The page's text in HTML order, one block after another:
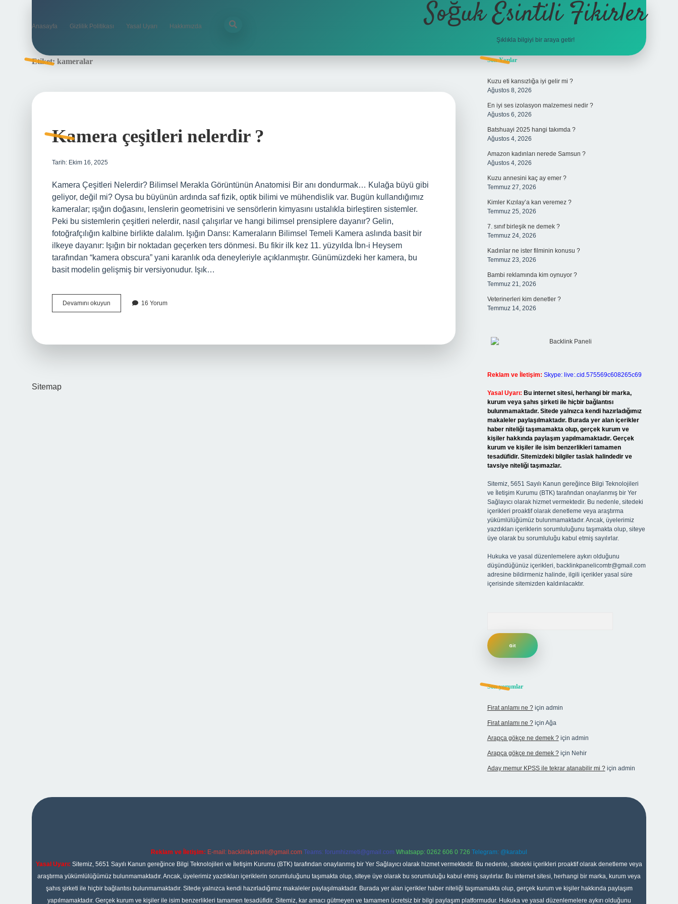
Anasayfa Gizlilik Politikası Yasal Uyarı Hakkımızda Soğuk Esintili Fikirler
Şıklıkla bilgiyi bir araya getir!
Etiket: kameralar
Kamera çeşitleri nelerdir ?
Tarih: Ekim 16, 2025
Kamera Çeşitleri Nelerdir? Bilimsel Merakla Görüntünün Anatomisi Bir anı dondurmak… Kulağa büyü gibi
geliyor, değil mi? Oysa bu büyünün ardında saf fizik, optik bilimi ve mühendislik var. Bugün kullandığımız
kameralar; ışığın doğasını, lenslerin geometrisini ve sensörlerin kimyasını ustalıkla birleştiren sistemler.
Peki bu sistemlerin çeşitleri nelerdir, nasıl çalışırlar ve hangi bilimsel prensiplere dayanır? Gelin,
fotoğrafçılığın kalbine birlikte dalalım. Işığın Dansı: Kameraların Bilimsel Temeli Kamera aslında basit bir
ilkeye dayanır: Işığın bir noktadan geçerken ters dönmesi. Bu fikir ilk kez 11. yüzyılda İbn-i Heysem
tarafından “kamera obscura” yani karanlık oda deneyleriyle açıklanmıştır. Günümüzdeki her kamera, bu
basit modelin gelişmiş bir versiyonudur. Işık…
Devamını okuyun
çeşitleri
16 Yorum
Sitemap
Sidebar
Son Yazılar
Kuzu eti kansızlığa iyi gelir mi ?
Ağustos 8, 2026
En iyi ses izolasyon malzemesi nedir ?
Ağustos 6, 2026
Batshuayi 2025 hangi takımda ?
Ağustos 4, 2026
Amazon kadınları nerede Samsun ?
Ağustos 4, 2026
Kuzu annesini kaç ay emer ?
Temmuz 27, 2026
Kimler Kızılay’a kan veremez ?
Temmuz 25, 2026
7. sınıf birleşik ne demek ?
Temmuz 24, 2026
Kadınlar ne ister filminin konusu ?
Temmuz 23, 2026
Bambi reklamında kim oynuyor ?
Temmuz 21, 2026
Veterinerleri kim denetler ?
Temmuz 14, 2026
Reklam ve İletişim: Skype: live:.cid.575569c608265c69
Yasal Uyarı: Bu internet sitesi, herhangi bir marka,
kurum veya şahıs şirketi ile hiçbir bağlantısı
bulunmamaktadır. Sitede yalnızca kendi hazırladığımız
makaleler paylaşılmaktadır. Burada yer alan içerikler
haber niteliği taşımamakta olup, gerçek kurum ve
kişiler hakkında paylaşım yapılmamaktadır. Gerçek
kurum ve kişiler ile isim benzerlikleri tamamen
tesadüfidir. Sitemizdeki bilgiler taslak halindedir ve
tavsiye niteliği taşımazlar.
Sitemiz, 5651 Sayılı Kanun gereğince Bilgi Teknolojileri
ve İletişim Kurumu (BTK) tarafından onaylanmış bir Yer
Sağlayıcı olarak hizmet vermektedir. Bu nedenle, sitedeki
içerikleri proaktif olarak denetleme veya araştırma
yükümlülüğümüz bulunmamaktadır. Ancak, üyelerimiz
yazdıkları içeriklerin sorumluluğunu taşımakta olup, siteye
üye olarak bu sorumluluğu kabul etmiş sayılırlar.
Hukuka ve yasal düzenlemelere aykırı olduğunu
düşündüğünüz içerikleri, backlinkpanelicomtr@gmail.com
adresine bildirmeniz halinde, ilgili içerikler yasal süre
içerisinde sitemizden kaldırılacaktır.
Son yorumlar
Firat anlamı ne ?için admin
Firat anlamı ne ?için Ağa
Arapça gökçe ne demek ?için admin
Arapça gökçe ne demek ?için Nehir
Aday memur KPSS ile tekrar atanabilir mi ?için admin
Reklam ve İletişim: E-mail: backlinkpaneli@gmail.com Teams: forumhizmeti@gmail.com Whatsapp: 0262 606 0 726 Telegram: @karabul
Yasal Uyarı: Sitemiz, 5651 Sayılı Kanun gereğince Bilgi Teknolojileri ve İletişim Kurumu (BTK) tarafından onaylanmış bir Yer Sağlayıcı olarak hizmet vermektedir. Bu nedenle, sitedeki içerikleri proaktif olarak denetleme veya
araştırma yükümlülüğümüz bulunmamaktadır. Ancak, üyelerimiz yazdıkları içeriklerin sorumluluğunu taşımakta olup, siteye üye olarak bu sorumluluğu kabul etmiş sayılırlar. Bu internet sitesi, herhangi bir marka, kurum veya
şahıs şirketi ile hiçbir bağlantısı bulunmamaktadır. Sitede yalnızca kendi hazırladığımız makaleler paylaşılmaktadır. Burada yer alan içerikler haber niteliği taşımamakta olup, gerçek kurum ve kişiler hakkında paylaşım
yapılmamaktadır. Gerçek kurum ve kişiler ile isim benzerlikleri tamamen tesadüfidir. Sitemiz, kar amacı gütmeyen ve tamamen ücretsiz bir bilgi paylaşım platformudur. Hukuka ve yasal düzenlemelere aykırı olduğunu